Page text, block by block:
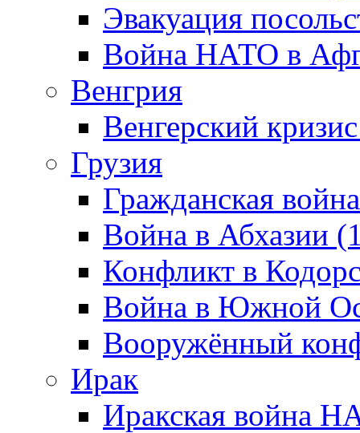
Эвакуация
Война НАТО в
Венгрия
Венгерский
Грузия
Гражданская
Война в Абхазии
Конфликт в
Война в Южной
Вооружённый
Ирак
Иракская война